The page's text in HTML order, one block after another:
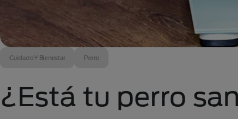
Cuidado Y Bienestar Perro
¿Está tu perro